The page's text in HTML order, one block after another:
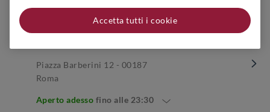
Piazza Barberini 12 - 00187
Roma
Aperto adesso fino alle 23:30
Accetta tutti i cookie